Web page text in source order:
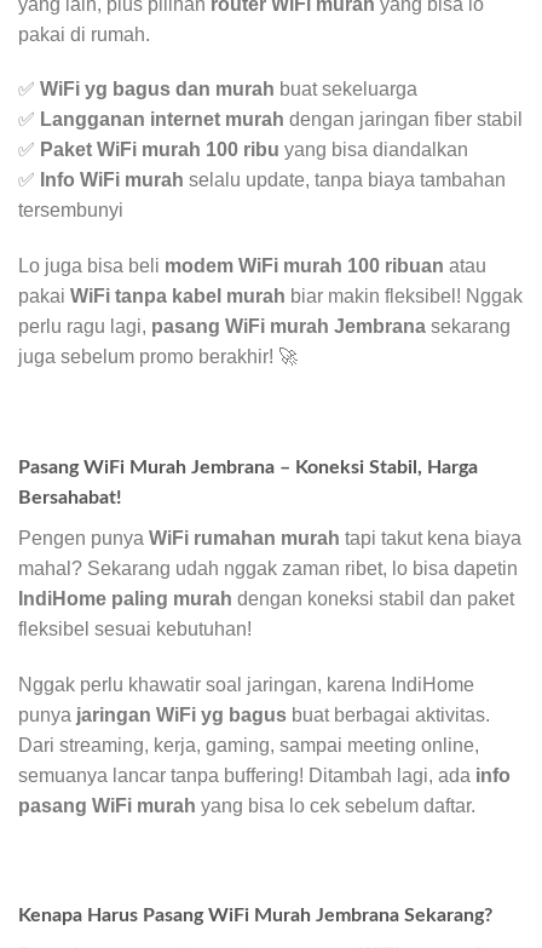
pakai di rumah.
✅ WiFi yg bagus dan murah buat sekeluarga
✅ Langganan internet murah dengan jaringan fiber stabil
✅ Paket WiFi murah 100 ribu yang bisa diandalkan
✅ Info WiFi murah selalu update, tanpa biaya tambahan
tersembunyi
Lo juga bisa beli modem WiFi murah 100 ribuan atau
pakai WiFi tanpa kabel murah biar makin fleksibel! Nggak
perlu ragu lagi, pasang WiFi murah Jembrana sekarang
juga sebelum promo berakhir! 🚀
Pasang WiFi Murah Jembrana – Koneksi Stabil, Harga
Bersahabat!
Pengen punya WiFi rumahan murah tapi takut kena biaya
mahal? Sekarang udah nggak zaman ribet, lo bisa dapetin
IndiHome paling murah dengan koneksi stabil dan paket
fleksibel sesuai kebutuhan!
Nggak perlu khawatir soal jaringan, karena IndiHome
punya jaringan WiFi yg bagus buat berbagai aktivitas.
Dari streaming, kerja, gaming, sampai meeting online,
semuanya lancar tanpa buffering! Ditambah lagi, ada info
pasang WiFi murah yang bisa lo cek sebelum daftar.
Kenapa Harus Pasang WiFi Murah Jembrana Sekarang?